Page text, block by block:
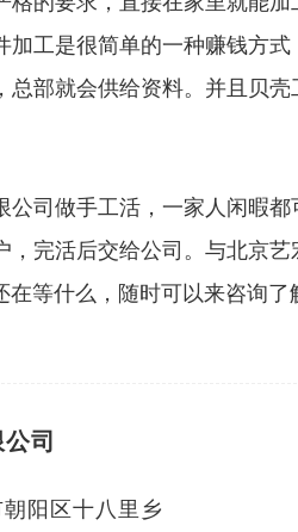
加工是很简单的一种赚钱方
总部就会供给资料。并且贝
公司做手工活，一家人闲暇
，完活后交给公司。与北京
等什么，随时可以来咨询了
司
阳区十八里乡